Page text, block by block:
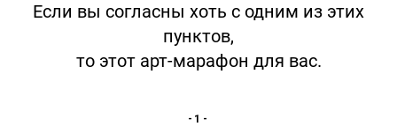
Если вы согласны хоть с одним из этих
пунктов,
то этот арт-марафон для вас.
-1-